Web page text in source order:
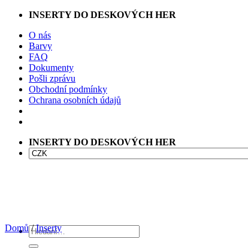
Přeskočit
obsah
INSERTY DO DESKOVÝCH HER
O nás
Barvy
FAQ
Dokumenty
Pošli zprávu
Obchodní podmínky
Ochrana osobních údajů
INSERTY DO DESKOVÝCH HER
Hledat:
Domů / Inserty